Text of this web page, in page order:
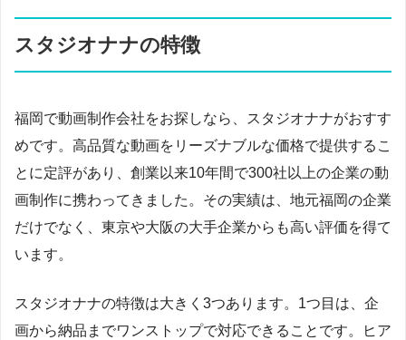
スタジオナナの特徴
福岡で動画制作会社をお探しなら、スタジオナナがおすす
めです。高品質な動画をリーズナブルな価格で提供するこ
とに定評があり、創業以来10年間で300社以上の企業の動
画制作に携わってきました。その実績は、地元福岡の企業
だけでなく、東京や大阪の大手企業からも高い評価を得て
います。
スタジオナナの特徴は大きく3つあります。1つ目は、企
画から納品までワンストップで対応できることです。ヒア